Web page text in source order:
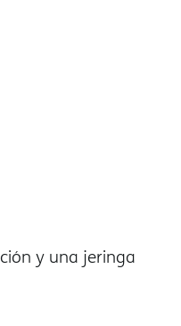
y una jeringa